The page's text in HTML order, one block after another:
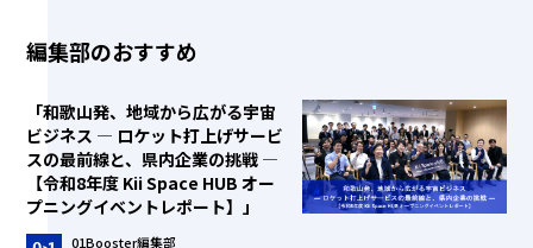
編集部のおすすめ
「和歌山発、地域から広がる宇宙
ビジネス ― ロケット打上げサービ
スの最前線と、県内企業の挑戦 ―
【令和8年度 Kii Space HUB オー
プニングイベントレポート】」
01Booster編集部